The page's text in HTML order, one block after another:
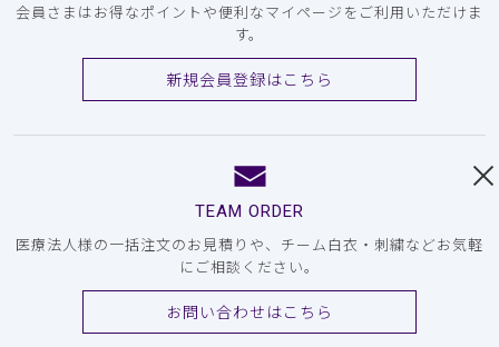
会員さまはお得なポイントや便利なマイページをご利用いただけま
す。
新規会員登録はこちら
TEAM ORDER
医療法人様の一括注文のお見積りや、チーム白衣・刺繍などお気軽
にご相談ください。
お問い合わせはこちら